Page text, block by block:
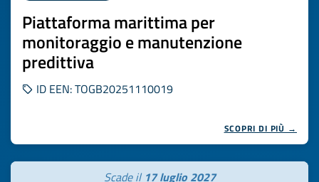
Piattaforma marittima per
monitoraggio e manutenzione
predittiva
ID EEN: TOGB20251110019
SCOPRI DI PIÙ →
Scade il 17 luglio 2027